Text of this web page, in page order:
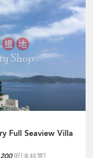
Full Seaview Villa
呎[未核實]